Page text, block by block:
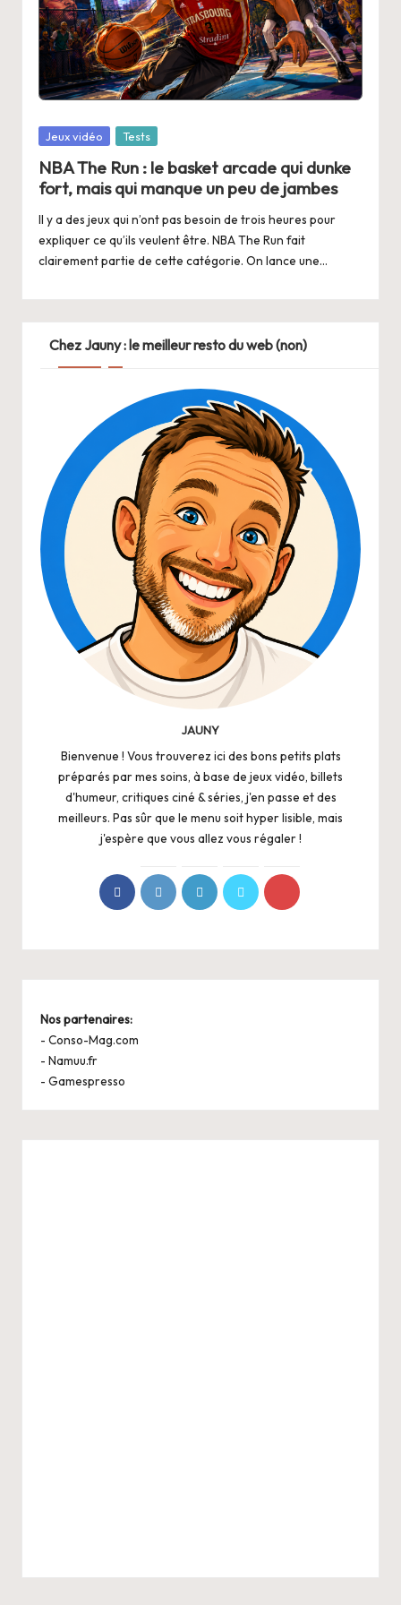
Posted
Jeux vidéo Tests
NBA The Run : le basket arcade qui dunke
fort, mais qui manque un peu de jambes
Il y a des jeux qui n’ont pas besoin de trois heures pour
expliquer ce qu’ils veulent être. NBA The Run fait
clairement partie de cette catégorie. On lance une…
Chez Jauny : le meilleur resto du web (non)
JAUNY
Bienvenue ! Vous trouverez ici des bons petits plats
préparés par mes soins, à base de jeux vidéo, billets
d'humeur, critiques ciné & séries, j'en passe et des
meilleurs. Pas sûr que le menu soit hyper lisible, mais
j'espère que vous allez vous régaler !
Nos partenaires:
- Conso-Mag.com
- Namuu.fr
- Gamespresso